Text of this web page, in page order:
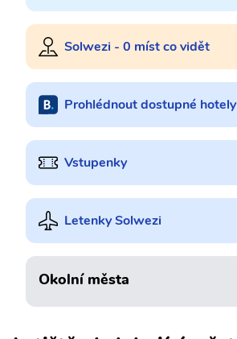
Solwezi - 0 míst co vidět
Prohlédnout dostupné hotely
Vstupenky
Letenky Solwezi
Okolní města